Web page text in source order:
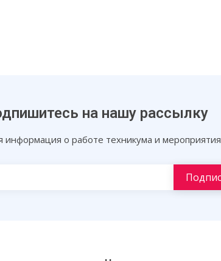
на нашу рассылку
информация о работе техникума и мероприятия